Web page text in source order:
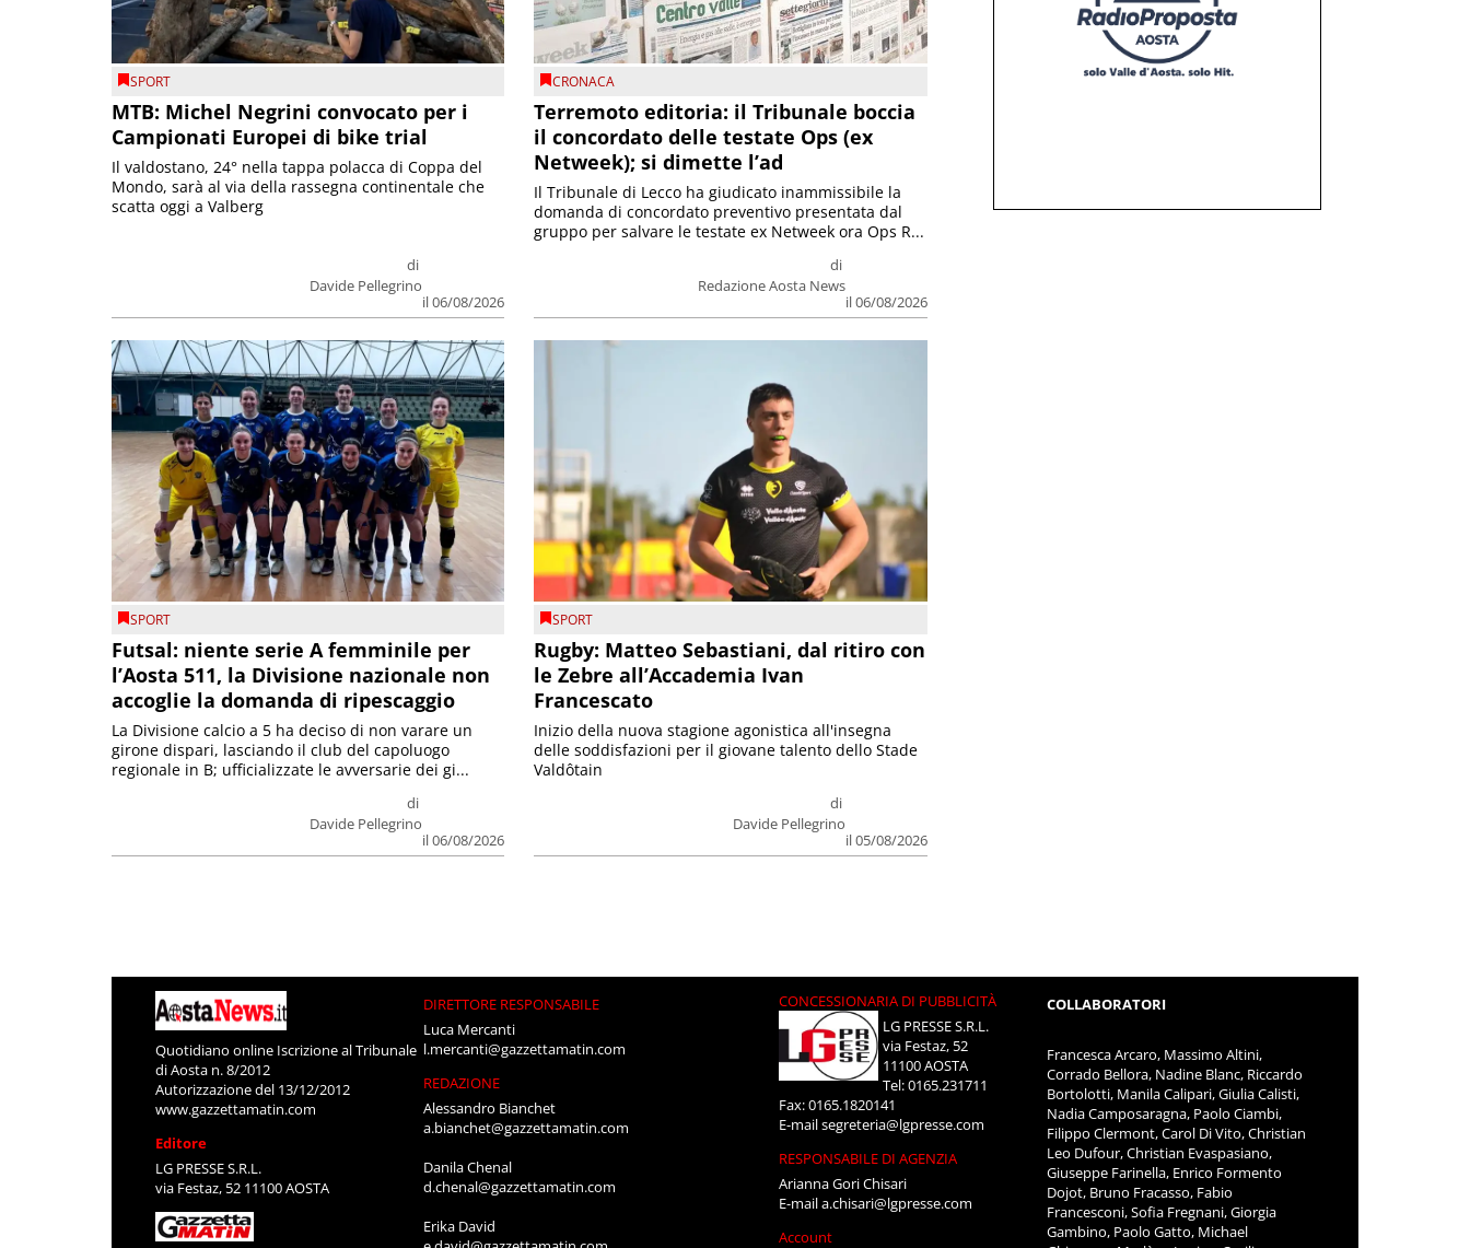
SPORT
MTB: Michel Negrini convocato per i
Campionati Europei di bike trial
di
Davide Pellegrino
il 06/08/2026
Il valdostano, 24° nella tappa polacca di Coppa del
Mondo, sarà al via della rassegna continentale che
scatta oggi a Valberg
CRONACA
Terremoto editoria: il Tribunale boccia
il concordato delle testate Ops (ex
Netweek); si dimette l’ad
di
Redazione Aosta News
il 06/08/2026
Il Tribunale di Lecco ha giudicato inammissibile la
domanda di concordato preventivo presentata dal
gruppo per salvare le testate ex Netweek ora Ops R...
SPORT
Futsal: niente serie A femminile per
l’Aosta 511, la Divisione nazionale non
accoglie la domanda di ripescaggio
di
Davide Pellegrino
il 06/08/2026
La Divisione calcio a 5 ha deciso di non varare un
girone dispari, lasciando il club del capoluogo
regionale in B; ufficializzate le avversarie dei gi...
SPORT
Rugby: Matteo Sebastiani, dal ritiro con
le Zebre all’Accademia Ivan
Francescato
di
Davide Pellegrino
il 05/08/2026
Inizio della nuova stagione agonistica all'insegna
delle soddisfazioni per il giovane talento dello Stade
Valdôtain
Quotidiano online Iscrizione al Tribunale
di Aosta n. 8/2012
Autorizzazione del 13/12/2012
www.gazzettamatin.com
Editore
LG PRESSE S.R.L.
via Festaz, 52 11100 AOSTA
DIRETTORE RESPONSABILE
Luca Mercanti
l.mercanti@gazzettamatin.com
REDAZIONE
Alessandro Bianchet
a.bianchet@gazzettamatin.com
Danila Chenal
d.chenal@gazzettamatin.com
Erika David
CONCESSIONARIA DI PUBBLICITÀ
LG PRESSE S.R.L.
via Festaz, 52
11100 AOSTA
Tel: 0165.231711
Fax: 0165.1820141
E-mailsegreteria@lgpresse.com
RESPONSABILE DI AGENZIA
Arianna Gori Chisari
E-maila.chisari@lgpresse.com
Account
COLLABORATORI
Francesca Arcaro, Massimo Altini,
Corrado Bellora, Nadine Blanc, Riccardo
Bortolotti, Manila Calipari, Giulia Calisti,
Nadia Camposaragna, Paolo Ciambi,
Filippo Clermont, Carol Di Vito, Christian
Leo Dufour, Christian Evaspasiano,
Giuseppe Farinella, Enrico Formento
Dojot, Bruno Fracasso, Fabio
Francesconi, Sofia Fregnani, Giorgia
Gambino, Paolo Gatto, Michael